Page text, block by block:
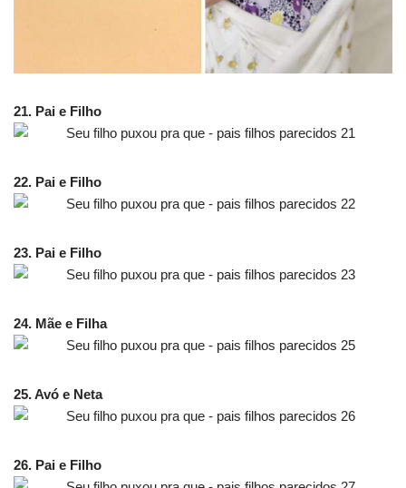
21. Pai e Filho
22. Pai e Filho
23. Pai e Filho
24. Mãe e Filha
25. Avó e Neta
26. Pai e Filho